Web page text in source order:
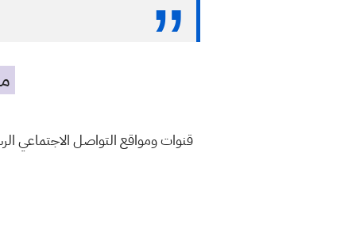
قنوات ومواقع التواصل الاجتماعي